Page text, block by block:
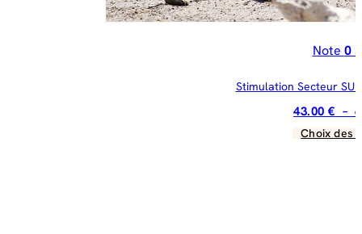
Note 0
Stimulation Secteur
43.00 € –
Choix des